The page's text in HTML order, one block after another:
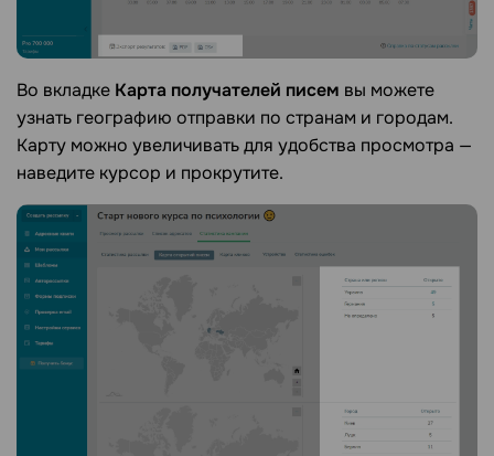
Во вкладке Карта получателей писем вы можете
узнать географию отправки по странам и городам.
Карту можно увеличивать для удобства просмотра —
наведите курсор и прокрутите.